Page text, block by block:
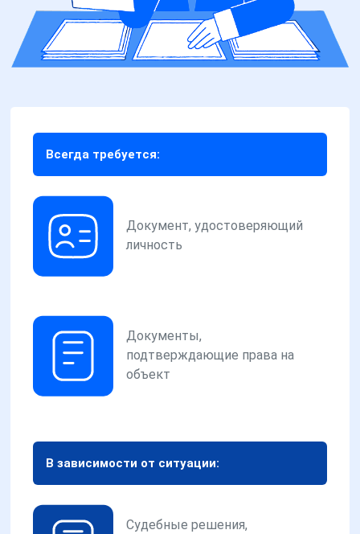
Всегда требуется:
Документ, удостоверяющий
личность
Документы,
подтверждающие права на
объект
В зависимости от ситуации:
Судебные решения,